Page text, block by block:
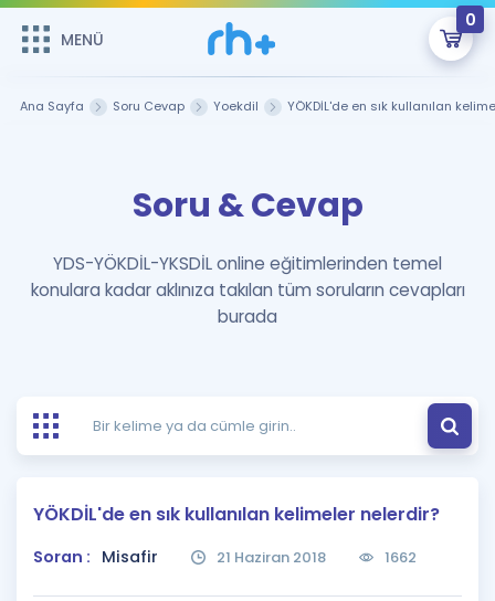
MENÜ
0
Şifremi Hatırlamıyorum
GİRİŞ YAP
Remzi Hoca ile seni sınava hazırlayacak onlarca eğitim seni
bekliyor!
MENÜ
Çalışma Paketleri
Kitaplar ve Kaynaklar
Ücretsiz Kaynaklar
Puan Hesaplama
Rehberlik Aracı
Blog
İngilizce Gramer
Hakkımızda
Ana Sayfa Soru Cevap Yoekdil YÖKDİL'de en sık kullanılan
Soru & Cevap
YDS-YÖKDİL-YKSDİL online eğitimlerinden temel
konulara kadar aklınıza takılan tüm soruların cevapları
burada
YÖKDİL'de en sık kullanılan kelimeler nelerdir?
Soran : Misafir 21 Haziran 2018 1662